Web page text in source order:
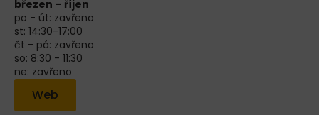
březen – říjen
po - út: zavřeno
st: 14:30-17:00
čt - pá: zavřeno
so: 8:30 - 11:30
ne: zavřeno
Web